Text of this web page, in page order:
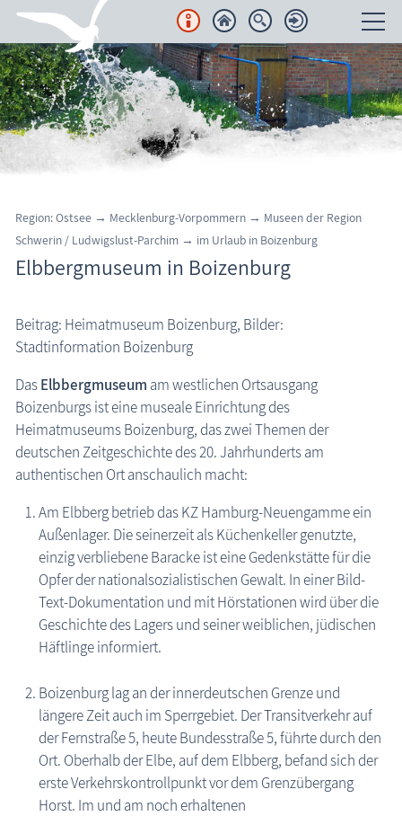
Unterkünfte
Regionales
Urlaubsorte
Karten
Freizeit
Aktuelles
den Strand erleben
die Natur erleben
Geschichten, Märchen & Sagen
Maritimes
Sehenswertes
MEGA-Suche Sehenswürdigkeiten
Aussichtstürme
Brunnen
Historische Bauwerke
Kirchen
Lehrpfade
Leuchttürme
Boizenburg: Elbbergmuseum
Region: Ostsee → Mecklenburg-Vorpommern → Museen der Region
Schwerin / Ludwigslust-Parchim → im Urlaub in Boizenburg
Elbbergmuseum in Boizenburg
Beitrag: Heimatmuseum Boizenburg, Bilder:
Stadtinformation Boizenburg
DasElbbergmuseum am westlichen Ortsausgang
Boizenburgs ist eine museale Einrichtung des
Heimatmuseums Boizenburg, das zwei Themen der
deutschen Zeitgeschichte des 20. Jahrhunderts am
authentischen Ort anschaulich macht:
Am Elbberg betrieb das KZ Hamburg-Neuengamme ein
Außenlager. Die seinerzeit als Küchenkeller genutzte,
einzig verbliebene Baracke ist eine Gedenkstätte für die
Opfer der nationalsozialistischen Gewalt. In einer Bild-
Text-Dokumentation und mit Hörstationen wird über die
Geschichte des Lagers und seiner weiblichen, jüdischen
Häftlinge informiert.
Boizenburg lag an der innerdeutschen Grenze und
längere Zeit auch im Sperrgebiet. Der Transitverkehr auf
der Fernstraße 5, heute Bundesstraße 5, führte durch den
Ort. Oberhalb der Elbe, auf dem Elbberg, befand sich der
erste Verkehrskontrollpunkt vor dem Grenzübergang
Horst. Im und am noch erhaltenen